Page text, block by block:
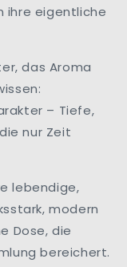
ihre eigentliche
das Aroma
– Tiefe,
nur Zeit
lebendige,
modern
Dose, die
bereichert.